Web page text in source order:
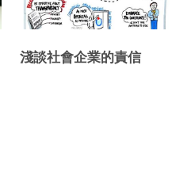
淺談社會企業的責信